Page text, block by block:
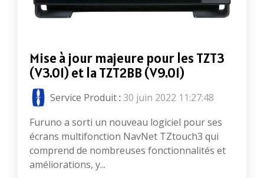
Mise à jour majeure pour les TZT3
(V3.01) et la TZT2BB (V9.01)
Service Produit: 30 juin 2022 11:27:48
Furuno a sorti un nouveau logiciel pour ses
écrans multifonction NavNet TZtouch3 qui
comprend de nombreuses fonctionnalités et
améliorations, y...